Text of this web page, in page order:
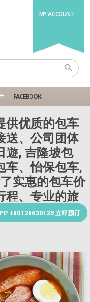
MY ACCOUNT
FACEBOOK
供优质的包车
送、公司团体
遊, 吉隆坡包
车、怡保包车,
实惠的包车价
程、专业的旅
+60126630125 立即预订